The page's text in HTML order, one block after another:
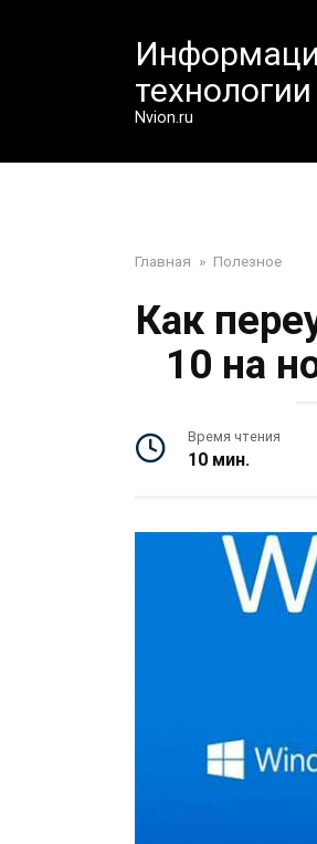
технологии
Nvion.ru
Главная » Полезное
Как
10 на
Время чтения
10 мин.